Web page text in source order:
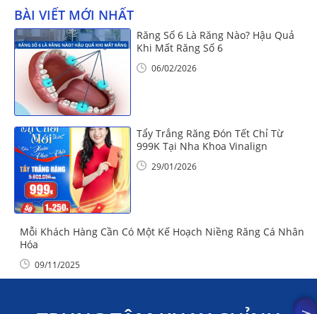
BÀI VIẾT MỚI NHẤT
Răng Số 6 Là Răng Nào? Hậu Quả
Khi Mất Răng Số 6
06/02/2026
Tẩy Trắng Răng Đón Tết Chỉ Từ
999K Tại Nha Khoa Vinalign
29/01/2026
Mỗi Khách Hàng Cần Có Một Kế Hoạch Niềng Răng Cá Nhân
Hóa
09/11/2025